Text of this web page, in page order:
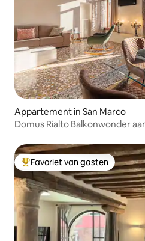
Appartement in San Marco
Domus Rialto Balkonwonder
Topfavoriet van gasten
Favoriet van gasten